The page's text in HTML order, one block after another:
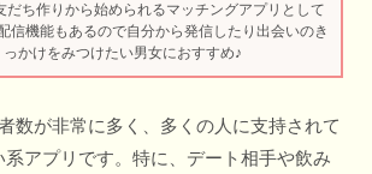
だち作りから始められるマッチングアプリとして
信機能もあるので自分から発信したり出会いのき
っかけをみつけたい男女におすすめ♪
数が非常に多く、多くの人に支持されて
系アプリです。特に、デート相手や飲み